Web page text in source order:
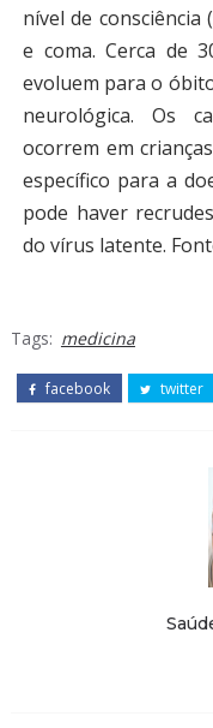
nível de consciência
e coma. Cerca de
evoluem para o
neurológica. Os
ocorrem em
específico para a
pode haver
do vírus latente.
Tags: medicina
facebook twitter